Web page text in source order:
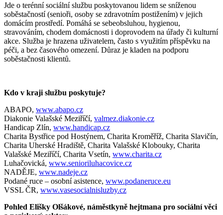
Jde o terénní sociální službu poskytovanou lidem se sníženou
soběstačností (senioři, osoby se zdravotním postižením) v jejich
domácím prostředí. Pomáhá se sebeobsluhou, hygienou,
stravováním, chodem domácnosti i doprovodem na úřady či kulturní
akce. Služba je hrazena uživatelem, často s využitím příspěvku na
péči, a bez časového omezení. Důraz je kladen na podporu
soběstačnosti klientů.
Kdo v kraji službu poskytuje?
ABAPO, www.abapo.cz
Diakonie Valašské Meziříčí, valmez.diakonie.cz
Handicap Zlín, www.handicap.cz
Charita Bystřice pod Hostýnem, Charita Kroměříž, Charita Slavičín,
Charita Uherské Hradiště, Charita Valašské Klobouky, Charita
Valašské Meziříčí, Charita Vsetín, www.charita.cz
Luhačovická, www.senioriluhacovice.cz
NADĚJE, www.nadeje.cz
Podané ruce – osobní asistence, www.podaneruce.eu
VSSL ČR, www.vasesocialnisluzby.cz
Pohled Elišky Olšákové, náměstkyně hejtmana pro sociální věci